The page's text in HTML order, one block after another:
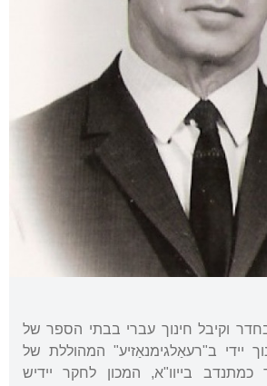
בחדר וקיבל חינוך עברי בבתי הספר של
יידי ב"רעאַלגימנאַזיע" המהוללת של
כמתנדב בייוו"א, המכון לחקר יידיש